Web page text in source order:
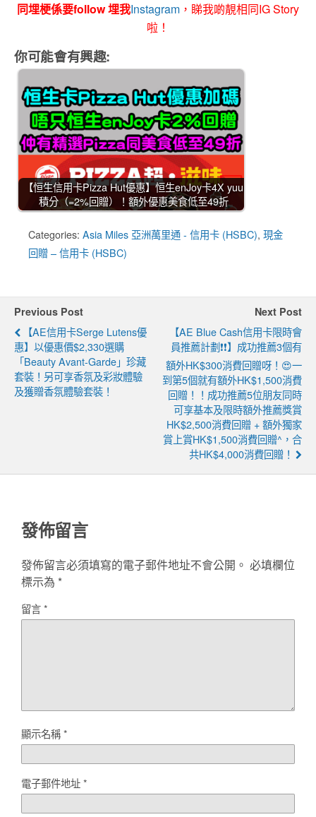
同埋梗係要follow 埋我Instagram ，睇我啲靚相同IG Story
啦！
你可能會有興趣:
【恒生信用卡Pizza Hut優惠】恒生enJoy卡4X yuu
積分（=2%回贈）！額外優惠美食低至49折
Categories: Asia Miles 亞洲萬里通 - 信用卡 (HSBC), 現金
回贈 – 信用卡 (HSBC)
Previous Post
【AE信用卡Serge Lutens優
惠】以優惠價$2,330選購
「Beauty Avant-Garde」珍藏
套裝！另可享香氛及彩妝體驗
及獲贈香氛體驗套裝！
Next Post
【AE Blue Cash信用卡限時會
員推薦計劃❗❗】成功推薦3個有
額外HK$300消費回贈呀！😍一
到第5個就有額外HK$1,500消費
回贈！！成功推薦5位朋友同時
可享基本及限時額外推薦獎賞
HK$2,500消費回贈 + 額外獨家
賞上賞HK$1,500消費回贈^，合
共HK$4,000消費回贈！
發佈留言
發佈留言必須填寫的電子郵件地址不會公開。 必填欄位
標示為 *
留言*
顯示名稱*
電子郵件地址*